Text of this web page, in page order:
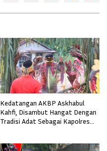
Kedatangan AKBP Askhabul
Kahfi, Disambut Hangat Dengan
Tradisi Adat Sebagai Kapolres